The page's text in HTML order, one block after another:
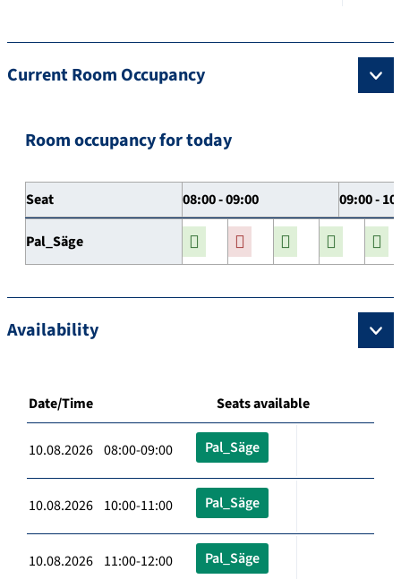
Current Room Occupancy
Room occupancy for today
Seat 08:00 - 09:00 09:00 -
Pal_Säge
Availability
Date/Time Seats available
10.08.2026 08:00-09:00 Pal_Säge
10.08.2026 10:00-11:00 Pal_Säge
10.08.2026 11:00-12:00 Pal_Säge